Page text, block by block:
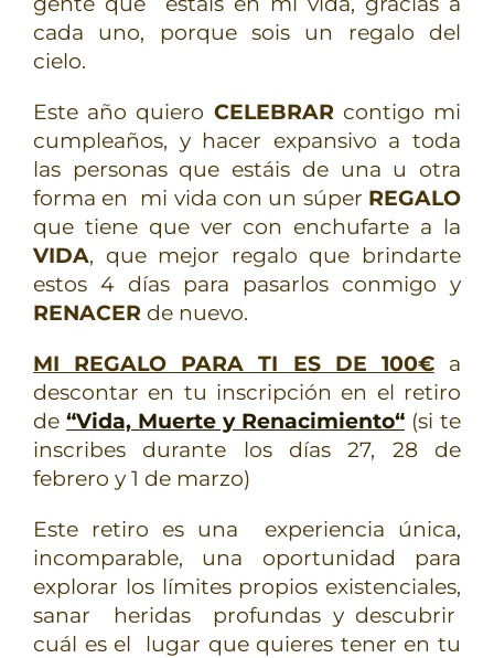
cada uno, porque sois un regalo del
cielo.
Este año quiero CELEBRAR contigo mi
cumpleaños, y hacer expansivo a toda
las personas que estáis de una u otra
forma en mi vida con un súper REGALO
que tiene que ver con enchufarte a la
VIDA, que mejor regalo que brindarte
estos 4 días para pasarlos conmigo y
RENACER de nuevo.
MI REGALO PARA TI ES DE 100€a
descontar en tu inscripción en el retiro
de “Vida, Muerte y Renacimiento“ (si te
inscribes durante los días 27, 28 de
febrero y 1 de marzo)
Este retiro es una experiencia única,
incomparable, una oportunidad para
explorar los límites propios existenciales,
sanar heridas profundas y descubrir
cuál es el lugar que quieres tener en tu